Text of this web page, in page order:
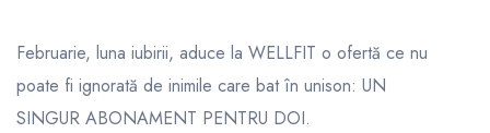
Februarie, luna iubirii, aduce la WELLFIT o ofertă ce nu
poate fi ignorată de inimile care bat în unison: UN
SINGUR ABONAMENT PENTRU DOI.